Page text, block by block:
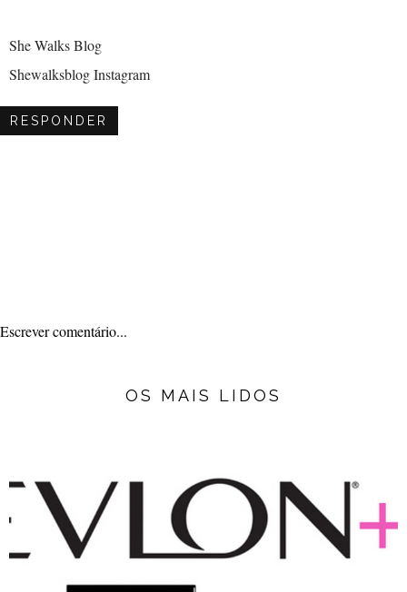
She Walks Blog
Shewalksblog Instagram
RESPONDER
Escrever comentário...
OS MAIS LIDOS